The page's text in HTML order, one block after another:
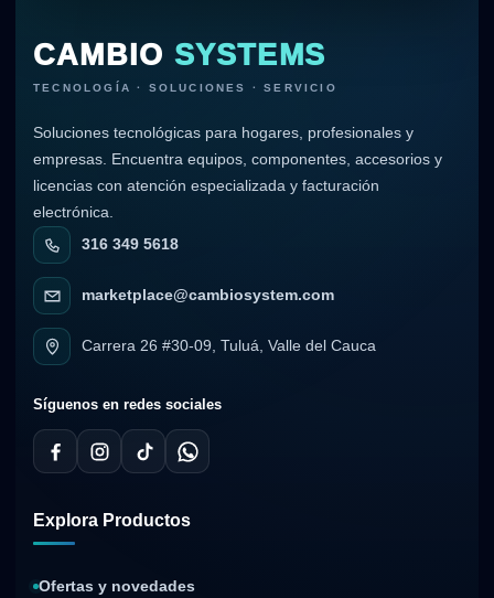
CAMBIO SYSTEMS
TECNOLOGÍA · SOLUCIONES · SERVICIO
Soluciones tecnológicas para hogares, profesionales y
empresas. Encuentra equipos, componentes, accesorios y
licencias con atención especializada y facturación
electrónica.
316 349 5618
marketplace@cambiosystem.com
Carrera 26 #30-09, Tuluá, Valle del Cauca
Síguenos en redes sociales
Explora Productos
Ofertas y novedades